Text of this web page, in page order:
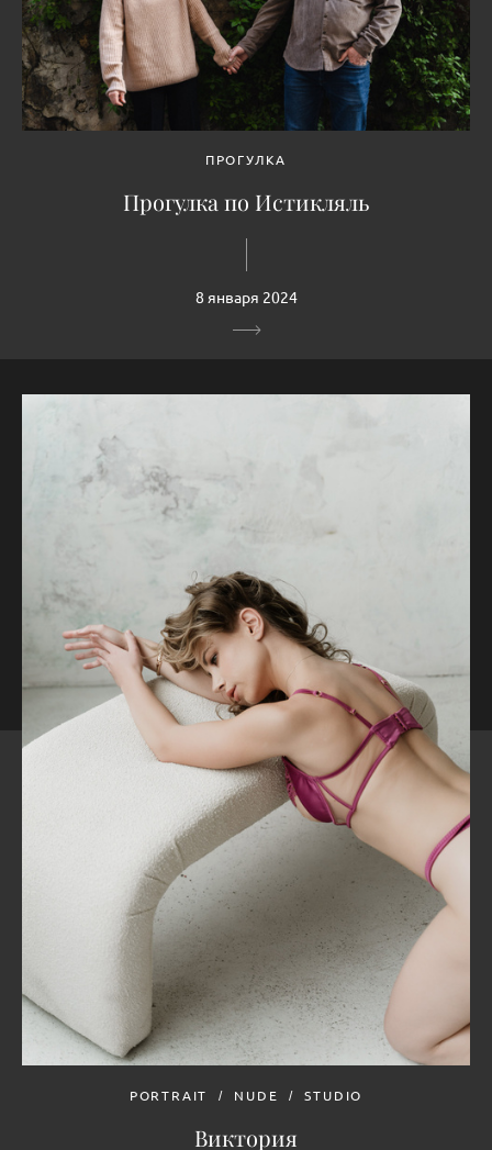
ПРОГУЛКА
Прогулка по Истикляль
8 января 2024
PORTRAIT NUDE STUDIO
Виктория